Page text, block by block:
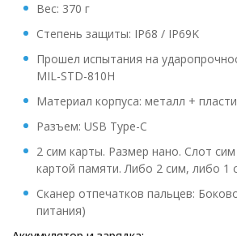
Вес: 370 г
Степень защиты: IP68 / IP69K
Прошел испытания на
MIL-STD-810H
Материал корпуса: металл +
Разъем: USB Type-C
2 сим карты. Размер нано. Слот
картой памяти. Либо 2 сим, либо 1
Сканер отпечатков пальцев:
питания)